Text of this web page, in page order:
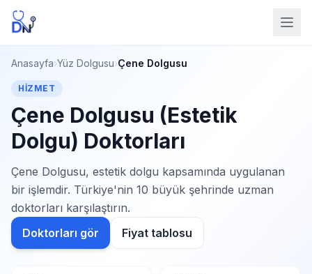
Anasayfa›Yüz Dolgusu›Çene Dolgusu
HIZMET
Çene Dolgusu (Estetik
Dolgu) Doktorları
Çene Dolgusu, estetik dolgu kapsamında uygulanan
bir işlemdir. Türkiye'nin 10 büyük şehrinde uzman
doktorları karşılaştırın.
Doktorları gör
Fiyat tablosu